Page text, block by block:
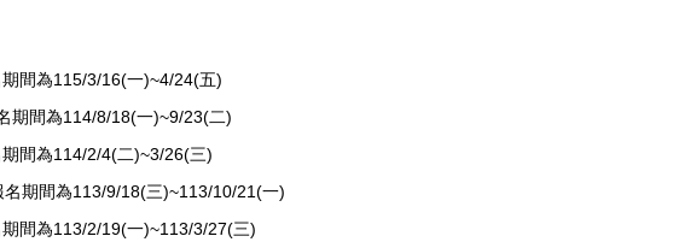
間為115/3/16(一)~4/24(五)
期間為114/8/18(一)~9/23(二)
間為114/2/4(二)~3/26(三)
期間為113/9/18(三)~113/10/21(一)
間為113/2/19(一)~113/3/27(三)